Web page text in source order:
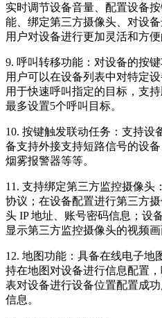
实时调节设备音量、配置设备
能、绑定第三方摄像头、对设
用户对设备进行更加灵活和方便
9. 呼叫转移功能：对设备的按
用户可以在设备列表中对特定
用于快速呼叫指定的目标，支
最多设置5个呼叫目标。
10. 按键触发联动任务：支持设
备支持外接支持短路信号的设
烟雾报警器等等。
11. 支持绑定第三方监控摄像头
协议；在设备配置进行第三方
头 IP 地址、账号密码信息；设
显示第三方监控摄像头的视频画
12. 地图功能：具备在线电子地
持在地图对设备进行信息配置
表对设备进行设备位置配置成
信息。